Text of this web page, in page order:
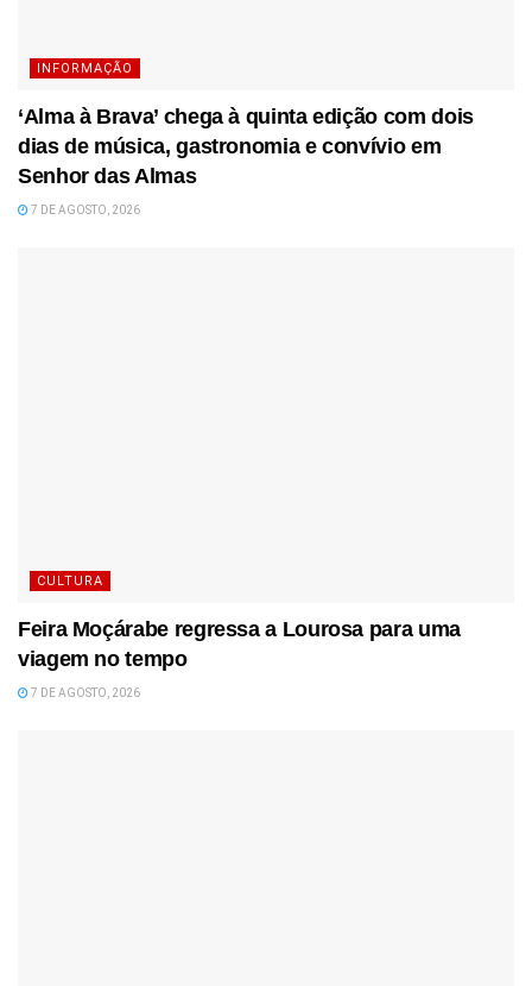
INFORMAÇÃO
‘Alma à Brava’ chega à quinta edição com dois
dias de música, gastronomia e convívio em
Senhor das Almas
7 DE AGOSTO, 2026
CULTURA
Feira Moçárabe regressa a Lourosa para uma
viagem no tempo
7 DE AGOSTO, 2026